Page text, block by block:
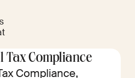
Compliance
Compliance,